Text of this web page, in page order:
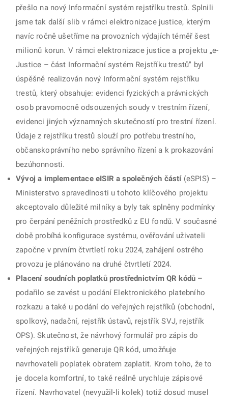
přešlo na nový Informační systém rejstříku trestů. Splnili
jsme tak další slib v rámci elektronizace justice, kterým
navíc ročně ušetříme na provozních výdajích téměř šest
milionů korun. V rámci elektronizace justice a projektu „e-
Justice – část Informační systém Rejstříku trestů" byl
úspěšně realizován nový Informační systém rejstříku
trestů, který obsahuje: evidenci fyzických a právnických
osob pravomocně odsouzených soudy v trestním řízení,
evidenci jiných významných skutečností pro trestní řízení.
Údaje z rejstříku trestů slouží pro potřebu trestního,
občanskoprávního nebo správního řízení a k prokazování
bezúhonnosti.
Vývoj a implementace eISIR a společných částí(eSPIS) –
Ministerstvo spravedlnosti u tohoto klíčového projektu
akceptovalo důležité milníky a byly tak splněny podmínky
pro čerpání peněžních prostředků z EU fondů. V současné
době probíhá konfigurace systému, ověřování uživateli
započne v prvním čtvrtletí roku 2024, zahájení ostrého
provozu je plánováno na druhé čtvrtletí 2024.
Placení soudních poplatků prostřednictvím QR kódů –
podařilo se zavést u podání Elektronického platebního
rozkazu a také u podání do veřejných rejstříků (obchodní,
spolkový, nadační, rejstřík ústavů, rejstřík SVJ, rejstřík
OPS). Skutečnost, že návrhový formulář pro zápis do
veřejných rejstříků generuje QR kód, umožňuje
navrhovateli poplatek obratem zaplatit. Krom toho, že to
je docela komfortní, to také reálně urychluje zápisové
řízení. Navrhovatel (nevyužil-li kolek) totiž dosud musel